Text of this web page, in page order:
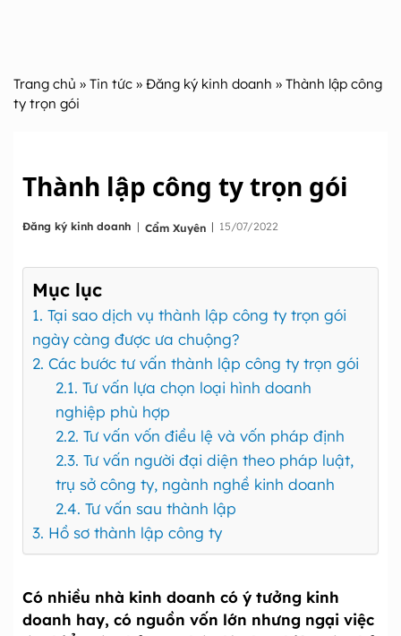
Trang chủ » Tin tức » Đăng ký kinh doanh » Thành lập công
ty trọn gói
Thành lập công ty trọn gói
Đăng ký kinh doanh | Cẩm Xuyên | 15/07/2022
Mục lục
1. Tại sao dịch vụ thành lập công ty trọn gói
ngày càng được ưa chuộng?
2. Các bước tư vấn thành lập công ty trọn gói
2.1. Tư vấn lựa chọn loại hình doanh
nghiệp phù hợp
2.2. Tư vấn vốn điều lệ và vốn pháp định
2.3. Tư vấn người đại diện theo pháp luật,
trụ sở công ty, ngành nghề kinh doanh
2.4. Tư vấn sau thành lập
3. Hồ sơ thành lập công ty
Có nhiều nhà kinh doanh có ý tưởng kinh
doanh hay, có nguồn vốn lớn nhưng ngại việc